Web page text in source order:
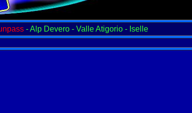
- Alp Devero - Valle Atigorio - Iselle